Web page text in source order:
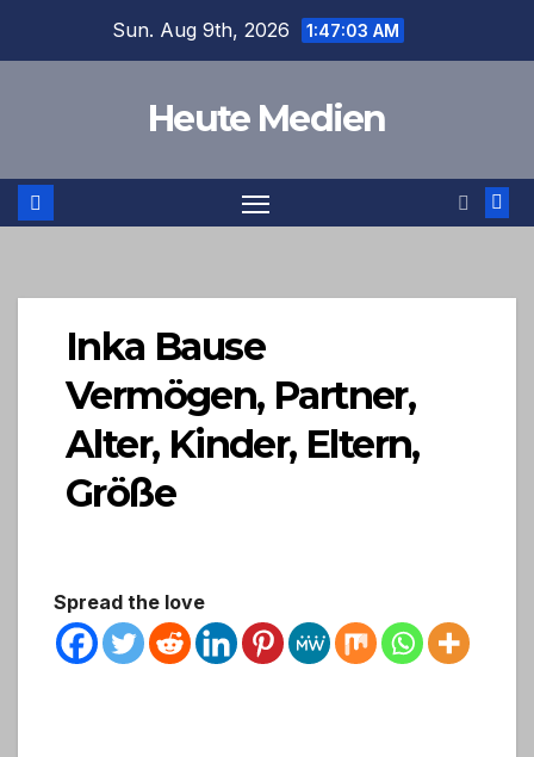
Sun. Aug 9th, 2026 1:47:04 AM
Heute Medien
Inka Bause
Vermögen, Partner,
Alter, Kinder, Eltern,
Größe
Spread the love